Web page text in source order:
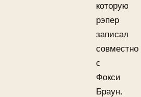
которую
рэпер
записал
совместно
с
Фокси
Браун.